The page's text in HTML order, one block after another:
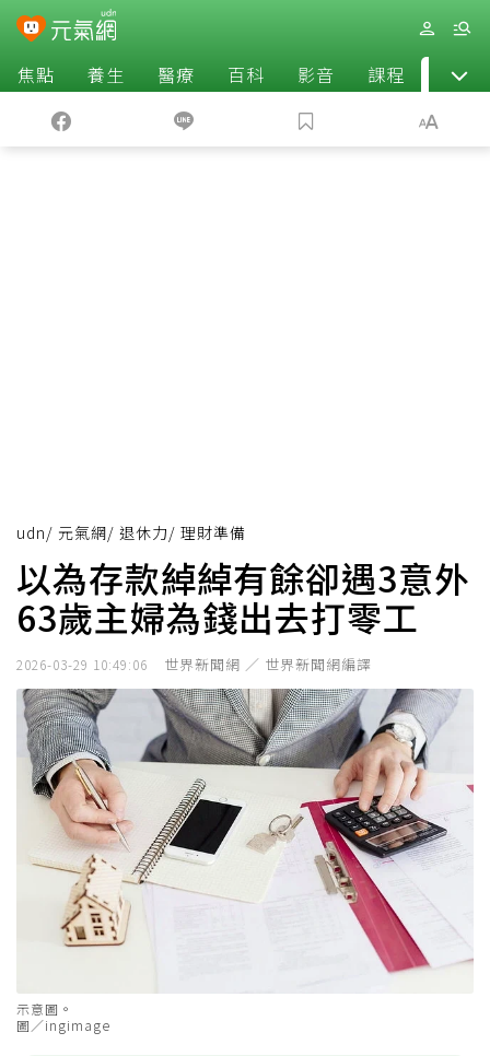
焦點 養生 醫療 百科 影音 課程 退休
udn/ 元氣網/ 退休力/ 理財準備
以為存款綽綽有餘卻遇3意外
63歲主婦為錢出去打零工
2026-03-29 10:49:06 世界新聞網 ／ 世界新聞網編譯
示意圖。
圖／ingimage